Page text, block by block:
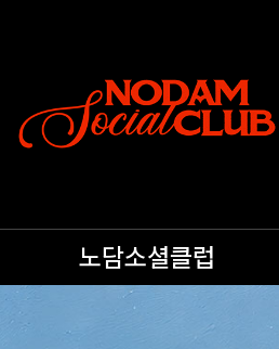
노담소셜클럽